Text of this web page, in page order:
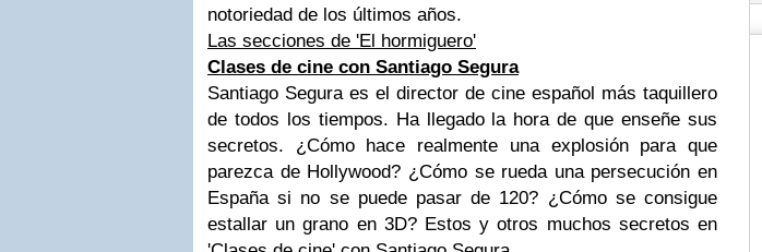
notoriedad de los últimos años.
Las secciones de 'El hormiguero'
Clases de cine con Santiago Segura
Santiago Segura es el director de cine español más taquillero
de todos los tiempos. Ha llegado la hora de que enseñe sus
secretos. ¿Cómo hace realmente una explosión para que
parezca de Hollywood? ¿Cómo se rueda una persecución en
España si no se puede pasar de 120? ¿Cómo se consigue
estallar un grano en 3D? Estos y otros muchos secretos en